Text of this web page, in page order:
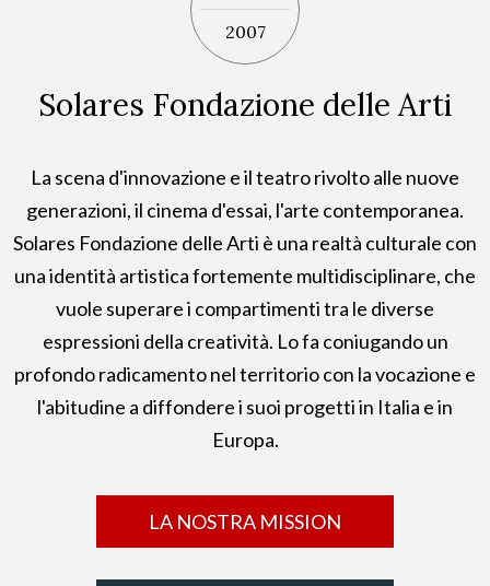
2007
Solares Fondazione delle Arti
La scena d'innovazione e il teatro rivolto alle nuove
generazioni, il cinema d'essai, l'arte contemporanea.
Solares Fondazione delle Arti è una realtà culturale con
una identità artistica fortemente multidisciplinare, che
vuole superare i compartimenti tra le diverse
espressioni della creatività. Lo fa coniugando un
profondo radicamento nel territorio con la vocazione e
l'abitudine a diffondere i suoi progetti in Italia e in
Europa.
LA NOSTRA MISSION